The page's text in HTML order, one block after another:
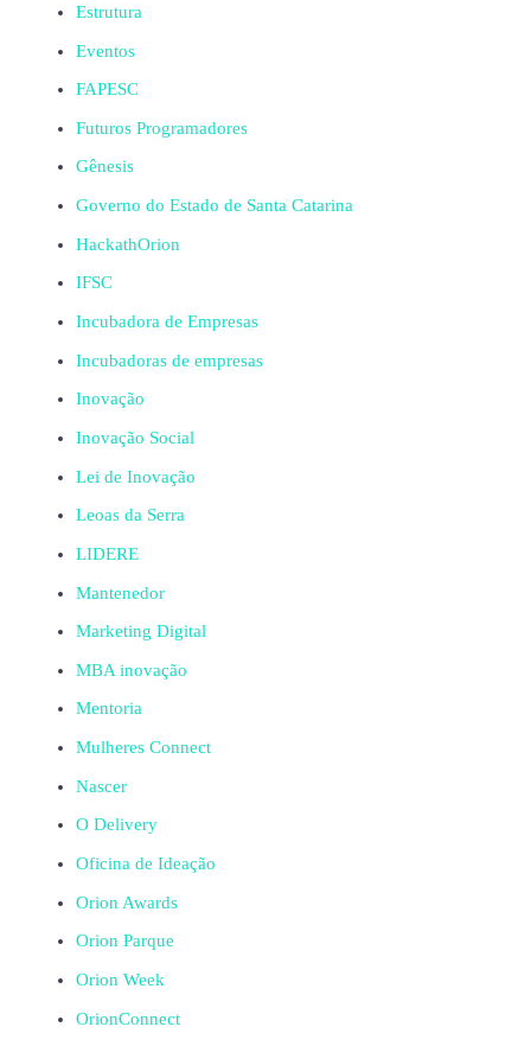
Estrutura
Eventos
FAPESC
Futuros Programadores
Gênesis
Governo do Estado de Santa Catarina
HackathOrion
IFSC
Incubadora de Empresas
Incubadoras de empresas
Inovação
Inovação Social
Lei de Inovação
Leoas da Serra
LIDERE
Mantenedor
Marketing Digital
MBA inovação
Mentoria
Mulheres Connect
Nascer
O Delivery
Oficina de Ideação
Orion Awards
Orion Parque
Orion Week
OrionConnect